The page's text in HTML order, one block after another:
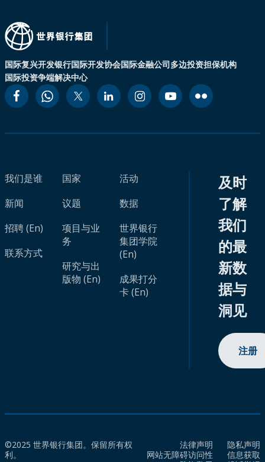
国际复兴开发银行国际开发协会国际金融公司多边投资担保机构
国际投资争端解决中心
我们是谁
新闻
招聘 (En)
联系方式
国家
议题
项目与业
务
研究与出
版物 (En)
活动
数据
世界银行
集团学院
(En)
成果打分
卡 (En)
及时
了解
我们
的最
新数
据与
洞见
注册
©2025 世界银行集团。保留所有权
利。
法律声明
隐私声明
网站无障碍访问性
信息获取